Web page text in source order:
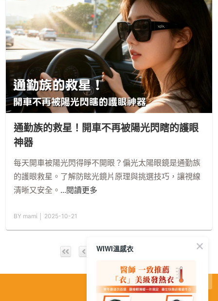
通勤族的救星！開車不再被陽光閃瞎的護眼
神器
每天開車被陽光閃得睜不開眼？偏光太陽眼鏡是通勤族
的護眼救星。了解防眩光鏡片原理與挑選技巧，讓視線
清晰又安全。 ...閱讀更多
BY mami │ 2025-10-21
3 / 10
WIWI溫感衣